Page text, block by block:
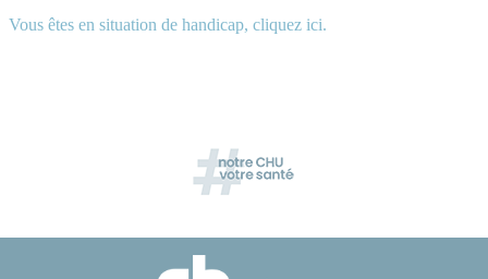
Vous êtes en situation de handicap, cliquez ici.